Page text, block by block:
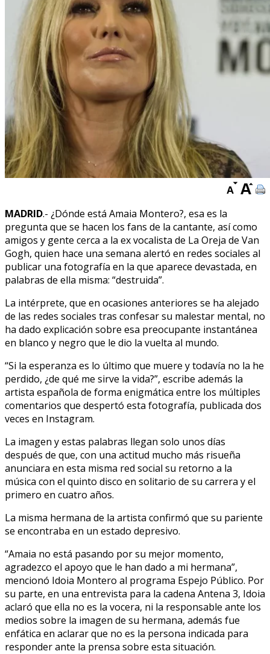
MADRID.- ¿Dónde está Amaia Montero?, esa es la
pregunta que se hacen los fans de la cantante, así como
amigos y gente cerca a la ex vocalista de La Oreja de Van
Gogh, quien hace una semana alertó en redes sociales al
publicar una fotografía en la que aparece devastada, en
palabras de ella misma: “destruida”.
La intérprete, que en ocasiones anteriores se ha alejado
de las redes sociales tras confesar su malestar mental, no
ha dado explicación sobre esa preocupante instantánea
en blanco y negro que le dio la vuelta al mundo.
“Si la esperanza es lo último que muere y todavía no la he
perdido, ¿de qué me sirve la vida?”, escribe además la
artista española de forma enigmática entre los múltiples
comentarios que despertó esta fotografía, publicada dos
veces en Instagram.
La imagen y estas palabras llegan solo unos días
después de que, con una actitud mucho más risueña
anunciara en esta misma red social su retorno a la
música con el quinto disco en solitario de su carrera y el
primero en cuatro años.
La misma hermana de la artista confirmó que su pariente
se encontraba en un estado depresivo.
“Amaia no está pasando por su mejor momento,
agradezco el apoyo que le han dado a mi hermana”,
mencionó Idoia Montero al programa Espejo Público. Por
su parte, en una entrevista para la cadena Antena 3, Idoia
aclaró que ella no es la vocera, ni la responsable ante los
medios sobre la imagen de su hermana, además fue
enfática en aclarar que no es la persona indicada para
responder ante la prensa sobre esta situación.